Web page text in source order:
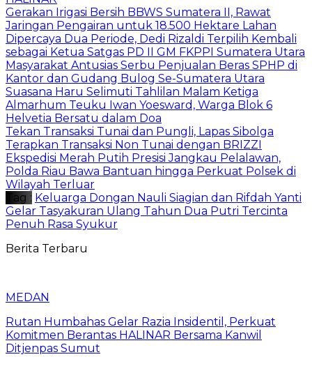
Gerakan Irigasi Bersih BBWS Sumatera II, Rawat
Jaringan Pengairan untuk 18.500 Hektare Lahan
Dipercaya Dua Periode, Dedi Rizaldi Terpilih Kembali
sebagai Ketua Satgas PD II GM FKPPI Sumatera Utara
Masyarakat Antusias Serbu Penjualan Beras SPHP di
Kantor dan Gudang Bulog Se-Sumatera Utara
Suasana Haru Selimuti Tahlilan Malam Ketiga
Almarhum Teuku Iwan Yoesward, Warga Blok 6
Helvetia Bersatu dalam Doa
Tekan Transaksi Tunai dan Pungli, Lapas Sibolga
Terapkan Transaksi Non Tunai dengan BRIZZI
Ekspedisi Merah Putih Presisi Jangkau Pelalawan,
Polda Riau Bawa Bantuan hingga Perkuat Polsek di
Wilayah Terluar
Tag : Keluarga Dongan Nauli Siagian dan Rifdah Yanti
Gelar Tasyakuran Ulang Tahun Dua Putri Tercinta
Penuh Rasa Syukur
Berita Terbaru
MEDAN
Rutan Humbahas Gelar Razia Insidentil, Perkuat
Komitmen Berantas HALINAR Bersama Kanwil
Ditjenpas Sumut